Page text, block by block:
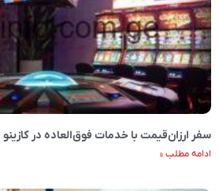
سفر ارزان‌قیمت با خدمات فوق‌العاده در کازینو
ادامه مطلب »